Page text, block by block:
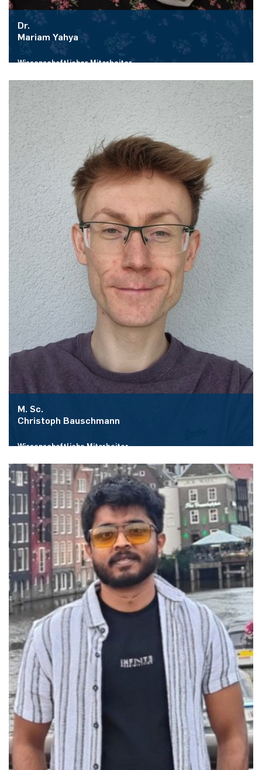
Dr.
Mariam Yahya
Wissenschaftlicher Mitarbeiter
Raum: ID 2/457
E-Mail:
Mariam.Yahya @rub.de
Mehr zur Person
M. Sc.
Christoph Bauschmann
Wissenschaftliche Mitarbeiter
Raum: ID 2/461
E-Mail:
christoph.bauschmann@rub.de
Mehr zur Person